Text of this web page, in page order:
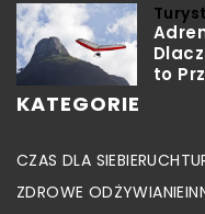
to
KATEGORIE
CZAS DLA SIEBIERUCH
ZDROWE ODŻYWIANIE